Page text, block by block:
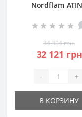
Nordflam
34 304 грн.
32 121
- +
В КОРЗИНУ